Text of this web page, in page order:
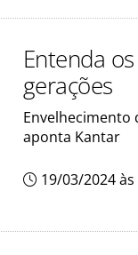
Entenda
gerações
Envelhecimento
aponta Kantar
19/03/2024